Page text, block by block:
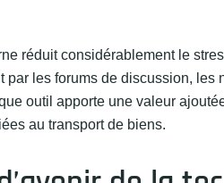
réduit considérablement le
par les forums de discussion,
outil apporte une valeur
au transport de biens.